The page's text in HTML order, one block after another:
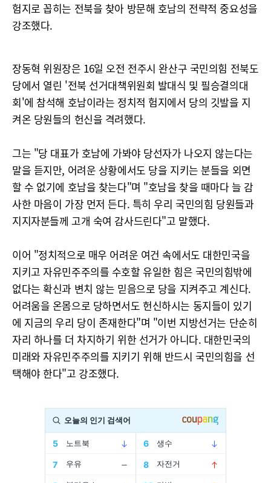
험지로 꼽히는 전북을 찾아 방문해 호남의 전략적 중요성을
강조했다.
장동혁 위원장은 16일 오전 전주시 완산구 국민의힘 전북도
당에서 열린 '전북 선거대책위원회 발대식 및 필승결의대
회'에 참석해 호남이라는 정치적 험지에서 당의 깃발을 지
켜온 당원들의 헌신을 격려했다.
그는 "당 대표가 호남에 가봐야 당선자가 나오지 않는다는
말을 듣지만, 어려운 상황에서도 당을 지키는 분들을 외면
할 수 없기에 호남을 찾는다"며 "호남을 찾을 때마다 늘 감
사한 마음이 가장 먼저 든다. 특히 우리 국민의힘 당원들과
지지자분들께 고개 숙여 감사드린다"고 말했다.
이어 "정치적으로 매우 어려운 여건 속에서도 대한민국을
지키고 자유민주주의를 수호할 유일한 힘은 국민의힘밖에
없다는 확신과 변치 않는 믿음으로 당을 지켜주고 계신다.
어려움을 온몸으로 당하면서도 헌신하시는 동지들이 있기
에 지금의 우리 당이 존재한다"며 "이번 지방선거는 단순히
자리 하나를 더 차지하기 위한 선거가 아니다. 대한민국의
미래와 자유민주주의를 지키기 위해 반드시 국민의힘을 선
택해야 한다"고 강조했다.